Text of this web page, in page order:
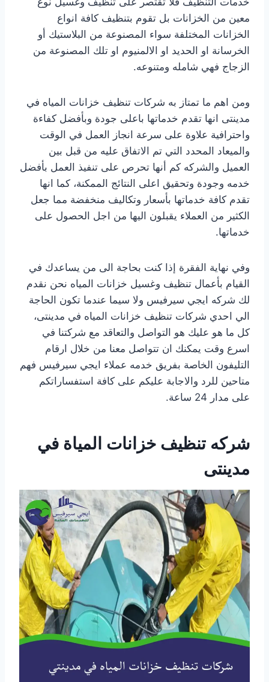
معين من الخزانات بل تقوم بتنظيف كافة انواع
الخزانات المختلفة سواء المصنوعة من البلاستيك أو
الخرسانة او الحديد او الالمنيوم او تلك المصنوعة من
الزجاج فهي شامله ومتنوعه.
ومن اهم ما تمتاز به شركات تنظيف خزانات المياه في
مدينتى انها تقدم خدماتها باعلى جودة وبأفضل كفاءة
واحترافية علاوة على سرعة انجاز العمل في الوقت
والميعاد المحدد التي تم الاتفاق عليه من قبل بين
العميل والشركه كم أنها تحرص على تنفيذ العمل بأفضل
خدمه وجودة وتحقيق اعلى النتائج الممكنة، كما انها
تقدم كافة خدماتها بأسعار وتكاليف منخفضة مما جعل
الكثير من العملاء يقبلون اليها من اجل الحصول على
خدماتها.
وفي نهاية الفقرة إذا كنت بحاجة الى من يساعدك في
القيام بأعمال تنظيف وغسيل خزانات المياه نحن نقدم
لك شركه ايجي سيرفيس ولا سيما عندما تكون الحاجة
الي احدي شركات تنظيف خزانات المياه في مدينتى،
كل ما هو عليك هو التواصل والتعاقد مع شركتنا في
اسرع وقت يمكنك ان تتواصل معنا من خلال ارقام
التليفون الخاصة بفريق خدمه عملاء ايجي سيرفيس فهم
متاحين للرد والاجابة عليكم على كافة استفساراتكم
على مدار 24 ساعة.
شركه تنظيف خزانات المياة في
مدينتى